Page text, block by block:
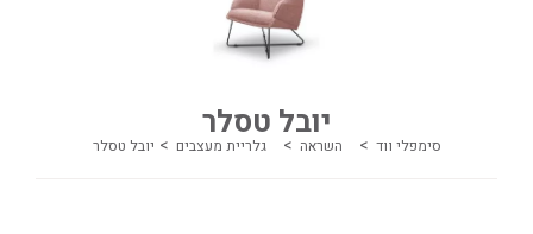
יובל טסלר
סימפלי ווד השראה גלריית מעצבים יובל טסלר